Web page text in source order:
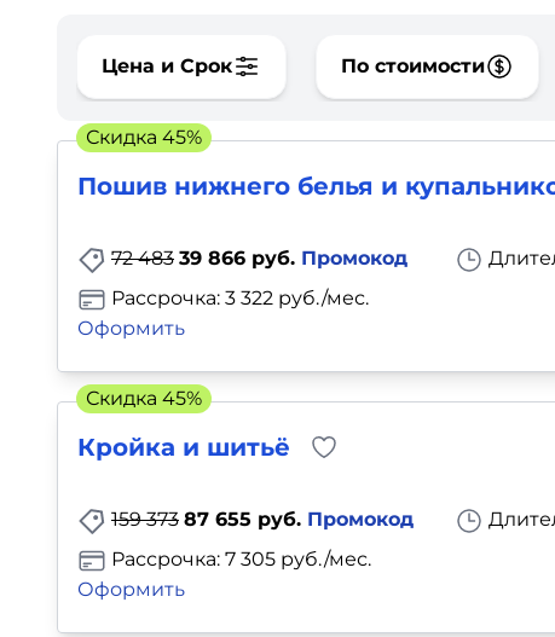
Цена и Срок По стоимости
Пошив нижнего белья и
72 483 39 866 руб. Промокод
Рассрочка: 3 322 руб./мес.
Оформить
Скидка 45%
Кройка и шитьё
159 373 87 655 руб. Промокод
Рассрочка: 7 305 руб./мес.
Оформить
Скидка 45%
Видео, фото, аудио
Маркетинг
Иностранный язык
Для детей
Красота, здоровье, фитнес
Психология и саморазвитие
Прочее
Тесты на профориентацию